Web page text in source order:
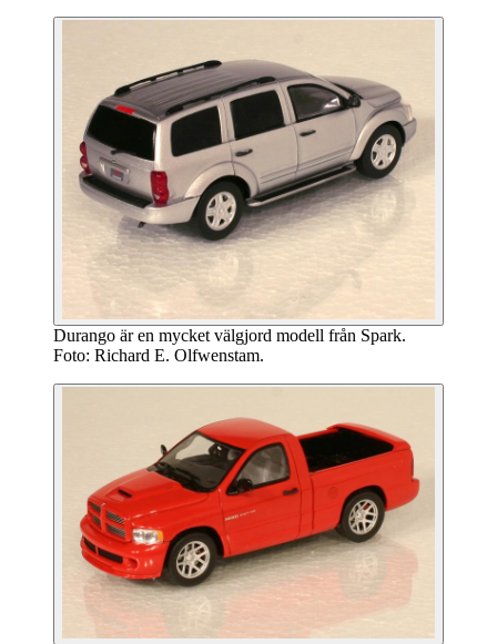
Durango är en mycket välgjord modell från Spark.
Foto: Richard E. Olfwenstam.